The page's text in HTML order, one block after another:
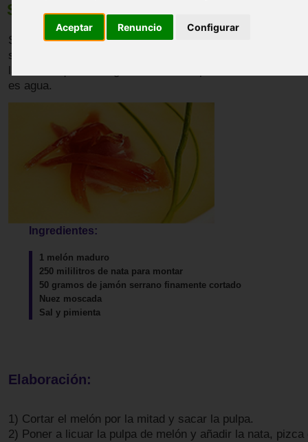
Aceptar Renuncio Configurar
Sopa de melón fria
Se trata de un entrante refrescante y muy fácil de hacer
sustituir a sopas o purés finos. El melón es después de
las frutas que más agua concentran; prácticamente el
es agua.
Ingredientes:
1 melón maduro
250 mililitros de nata para montar
50 gramos de jamón serrano finamente cortado
Nuez moscada
Sal y pimienta
Elaboración:
1) Cortar el melón por la mitad y sacar la pulpa.
2) Poner a licuar la pulpa de melón y añadir la nata, pizca